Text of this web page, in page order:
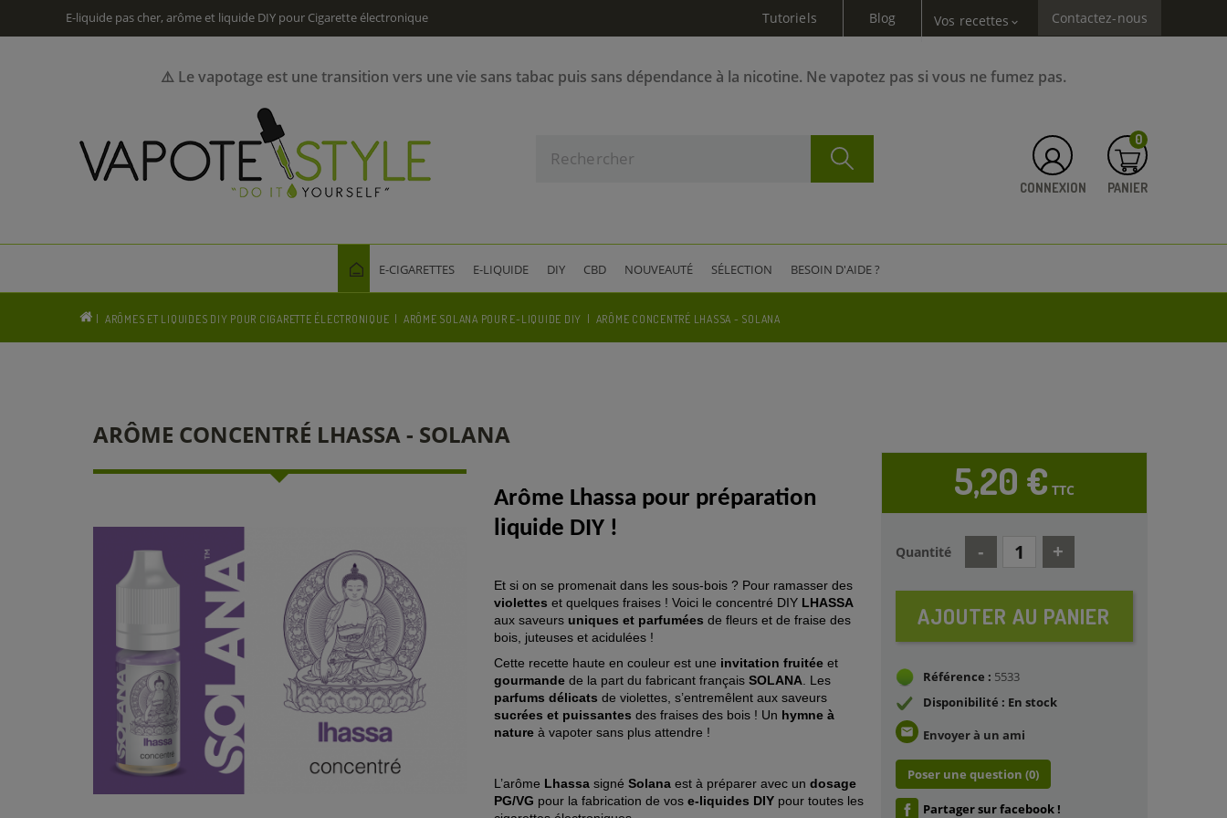
E-liquide pas cher, arôme et liquide DIY pour Cigarette électronique Tutoriels Blog Vos recettes expand_more Contactez-nous
⚠️ Le vapotage est une transition vers une vie sans tabac puis sans dépendance à la nicotine. Ne vapotez pas si vous ne fumez pas.
CONNEXION PANIER
0
E-CIGARETTES E-LIQUIDE DIY CBD NOUVEAUTÉ SÉLECTION BESOIN D'AIDE ?
ARÔMES ET LIQUIDES DIY POUR CIGARETTE ÉLECTRONIQUE ARÔME SOLANA POUR E-LIQUIDE DIY ARÔME CONCENTRÉ LHASSA - SOLANA
ARÔME CONCENTRÉ LHASSA - SOLANA
Arôme Lhassa pour préparation
liquide DIY !
Et si on se promenait dans les sous-bois ? Pour ramasser des
violettes et quelques fraises ! Voici le concentré DIY LHASSA
aux saveurs uniques et parfumées de fleurs et de fraise des
bois, juteuses et acidulées !
Cette recette haute en couleur est une invitation fruitéeet
gourmandede la part du fabricant françaisSOLANA. Les
parfums délicats de violettes, s’entremêlent aux saveurs
sucrées et puissantes des fraises des bois ! Un hymne à
nature à vapoter sans plus attendre !
L’arôme Lhassasigné Solana est à préparer avec un dosage
PG/VG pour la fabrication de vos e-liquides DIYpour toutes les
5,20 € TTC
Quantité
AJOUTER AU PANIER
Référence : 5533
Disponibilité : En stock
email Envoyer à un ami
Poser une question (0)
Partager sur facebook !